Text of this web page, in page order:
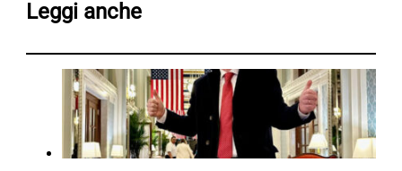
Leggi anche